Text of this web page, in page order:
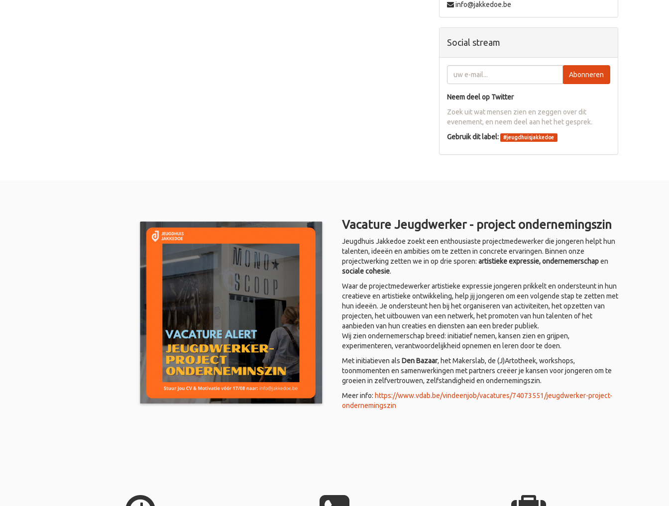
info@jakkedoe.be
Social stream
Abonneren
Neem deel op Twitter
Zoek uit wat mensen zien en zeggen over dit
evenement, en neem deel aan het het gesprek.
Gebruik dit label:
#jeugdhuisjakkedoe
Vacature Jeugdwerker - project ondernemingszin
Jeugdhuis Jakkedoe zoekt een enthousiaste projectmedewerker die jongeren helpt hun
talenten, ideeën en ambities om te zetten in concrete ervaringen. Binnen onze
projectwerking zetten we in op drie sporen: artistieke expressie, ondernemerschapen
sociale cohesie.
Waar de projectmedewerker artistieke expressie jongeren prikkelt en ondersteunt in hun
creatieve en artistieke ontwikkeling, help jij jongeren om een volgende stap te zetten met
hun ideeën. Je ondersteunt hen bij het organiseren van activiteiten, het opzetten van
projecten, het uitbouwen van een netwerk, het promoten van hun talenten of het
aanbieden van hun creaties en diensten aan een breder publiek.
Wij zien ondernemerschap breed: initiatief nemen, kansen zien en grijpen,
experimenteren, verantwoordelijkheid opnemen en leren door te doen.
Met initiatieven als Den Bazaar, het Makerslab, de (J)Artotheek, workshops,
toonmomenten en samenwerkingen met partners creëer je kansen voor jongeren om te
groeien in zelfvertrouwen, zelfstandigheid en ondernemingszin.
Meer info: https://www.vdab.be/vindeenjob/vacatures/74073551/jeugdwerker-project-
ondernemingszin